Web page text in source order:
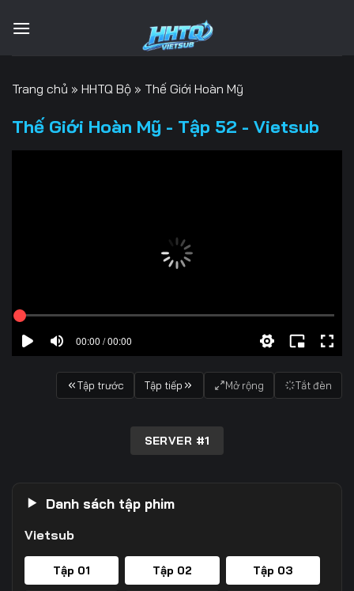
qua
Trang chủ » HHTQ Bộ » Thế Giới Hoàn Mỹ
Thế Giới Hoàn Mỹ - Tập 52 - Vietsub
00:00 / 00:00
Tập trước Tập tiếp Mở rộng Tắt đèn
SERVER #1
Danh sách tập phim
Vietsub
Tập 01 Tập 02 Tập 03